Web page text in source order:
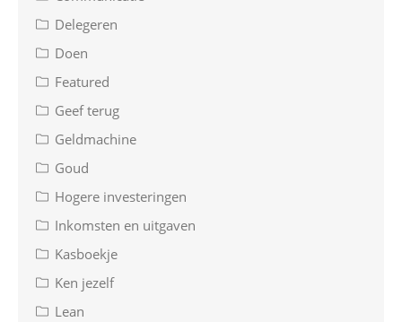
Delegeren
Doen
Featured
Geef terug
Geldmachine
Goud
Hogere investeringen
Inkomsten en uitgaven
Kasboekje
Ken jezelf
Lean